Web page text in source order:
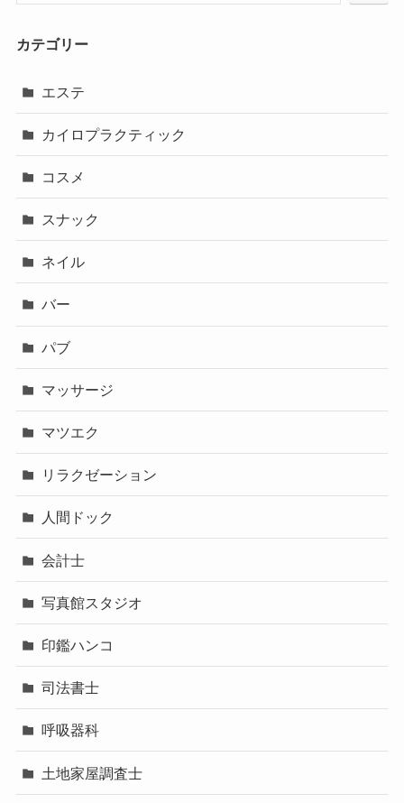
カテゴリー
エステ
カイロプラクティック
コスメ
スナック
ネイル
バー
パブ
マッサージ
マツエク
リラクゼーション
人間ドック
会計士
写真館スタジオ
印鑑ハンコ
司法書士
呼吸器科
土地家屋調査士